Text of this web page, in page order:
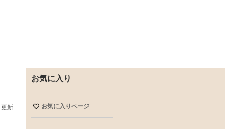
新
お気に入り
お気に入りページ